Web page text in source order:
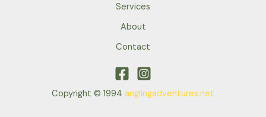
Services
About
Contact
Copyright © 1994 anglingadventures.net